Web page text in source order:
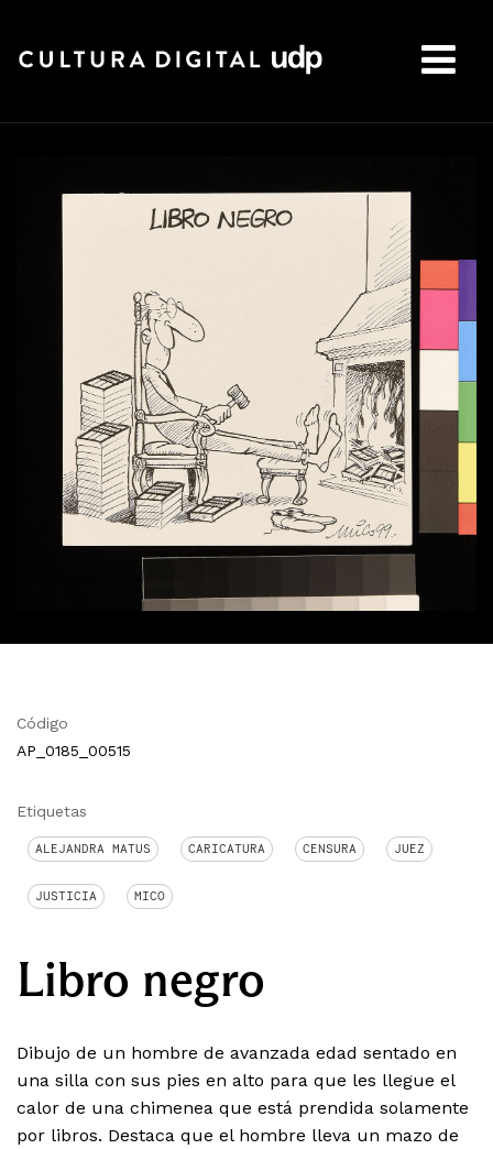
Código
AP_0185_00515
Etiquetas
ALEJANDRA MATUS CARICATURA CENSURA JUEZ
JUSTICIA MICO
Libro negro
Dibujo de un hombre de avanzada edad sentado en
una silla con sus pies en alto para que les llegue el
calor de una chimenea que está prendida solamente
por libros. Destaca que el hombre lleva un mazo de